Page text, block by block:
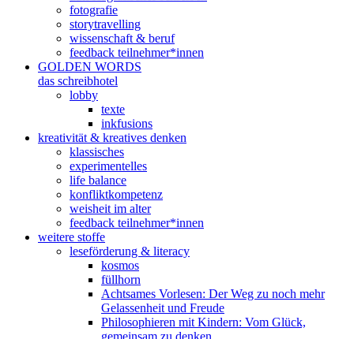
fotografie
storytravelling
wissenschaft & beruf
feedback teilnehmer*innen
GOLDEN WORDS
das schreibhotel
lobby
texte
inkfusions
kreativität & kreatives denken
klassisches
experimentelles
life balance
konfliktkompetenz
weisheit im alter
feedback teilnehmer*innen
weitere stoffe
leseförderung & literacy
kosmos
füllhorn
Achtsames Vorlesen: Der Weg zu noch mehr
Gelassenheit und Freude
Philosophieren mit Kindern: Vom Glück,
gemeinsam zu denken